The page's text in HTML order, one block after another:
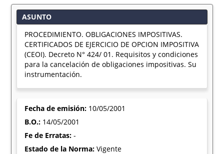
ASUNTO
PROCEDIMIENTO. OBLIGACIONES IMPOSITIVAS.
CERTIFICADOS DE EJERCICIO DE OPCION IMPOSITIVA
(CEOI). Decreto N° 424/ 01. Requisitos y condiciones
para la cancelación de obligaciones impositivas. Su
instrumentación.
Fecha de emisión: 10/05/2001
B.O.: 14/05/2001
Fe de Erratas:-
Estado de la Norma:Vigente